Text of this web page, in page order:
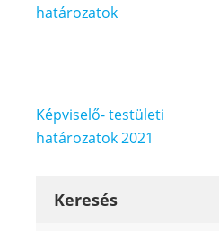
határozatok
Bejegyzés
navigáció
Képviselő- testületi
határozatok 2021
Keresés